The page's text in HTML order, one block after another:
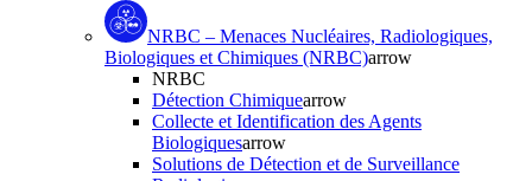
NRBC – Menaces Nucléaires, Radiologiques,
Biologiques et Chimiques (NRBC)arrow
NRBC
Détection Chimiquearrow
Collecte et Identification des Agents
Biologiquesarrow
Solutions de Détection et de Surveillance